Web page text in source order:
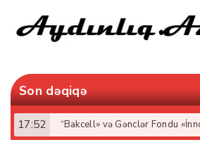
Son dəqiqə
17:52